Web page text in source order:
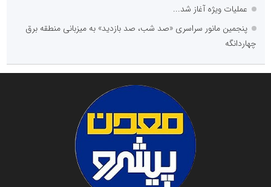
عملیات ویژه آغاز شد...
پنجمین مانور سراسری «صد شب، صد بازدید» به میزبانی منطقه برق
چهاردانگه